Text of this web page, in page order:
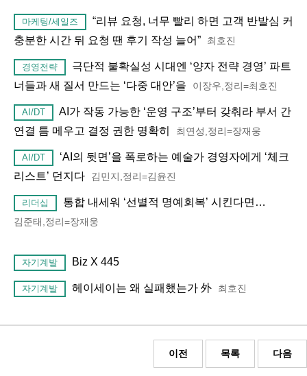
마케팅/세일즈
“리뷰 요청, 너무 빨리 하면 고객 반발심 커
충분한 시간 뒤 요청 땐 후기 작성 늘어”
최호진
경영전략
극단적 불확실성 시대엔 ‘양자 전략 경영’ 파트
너들과 새 질서 만드는 ‘다중 대안’을
이장우,정리=최호진
AI/DT
AI가 작동 가능한 ‘운영 구조’부터 갖춰라 부서 간
연결 틈 메우고 결정 권한 명확히
최연성,정리=장재웅
AI/DT
‘AI의 뒷면’을 폭로하는 예술가 경영자에게 ‘체크
리스트’ 던지다
김민지,정리=김윤진
리더십 통합 내세워 ‘선별적 명예회복’ 시킨다면…
김준태,정리=장재웅
자기계발 Biz X 445
자기계발 헤이세이는 왜 실패했는가 外 최호진
이전 목록 다음